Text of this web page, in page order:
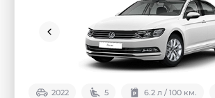
2022 5 6.2 л / 100 км.